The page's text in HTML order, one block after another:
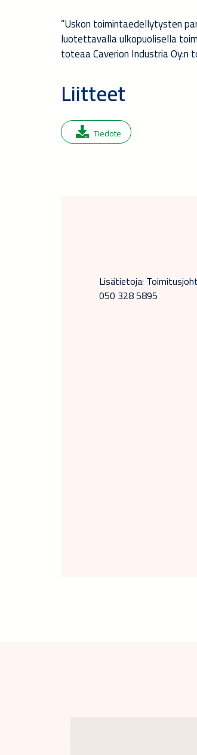
”Uskon toimintaedellytysten
luotettavalla ulkopuolisella
toteaa Caverion Industria Oy:n
Liitteet
Tiedote
Lisätietoja:
050 328 5895